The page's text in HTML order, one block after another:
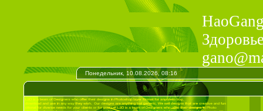
Понедельник, 10.08.2026, 08:16